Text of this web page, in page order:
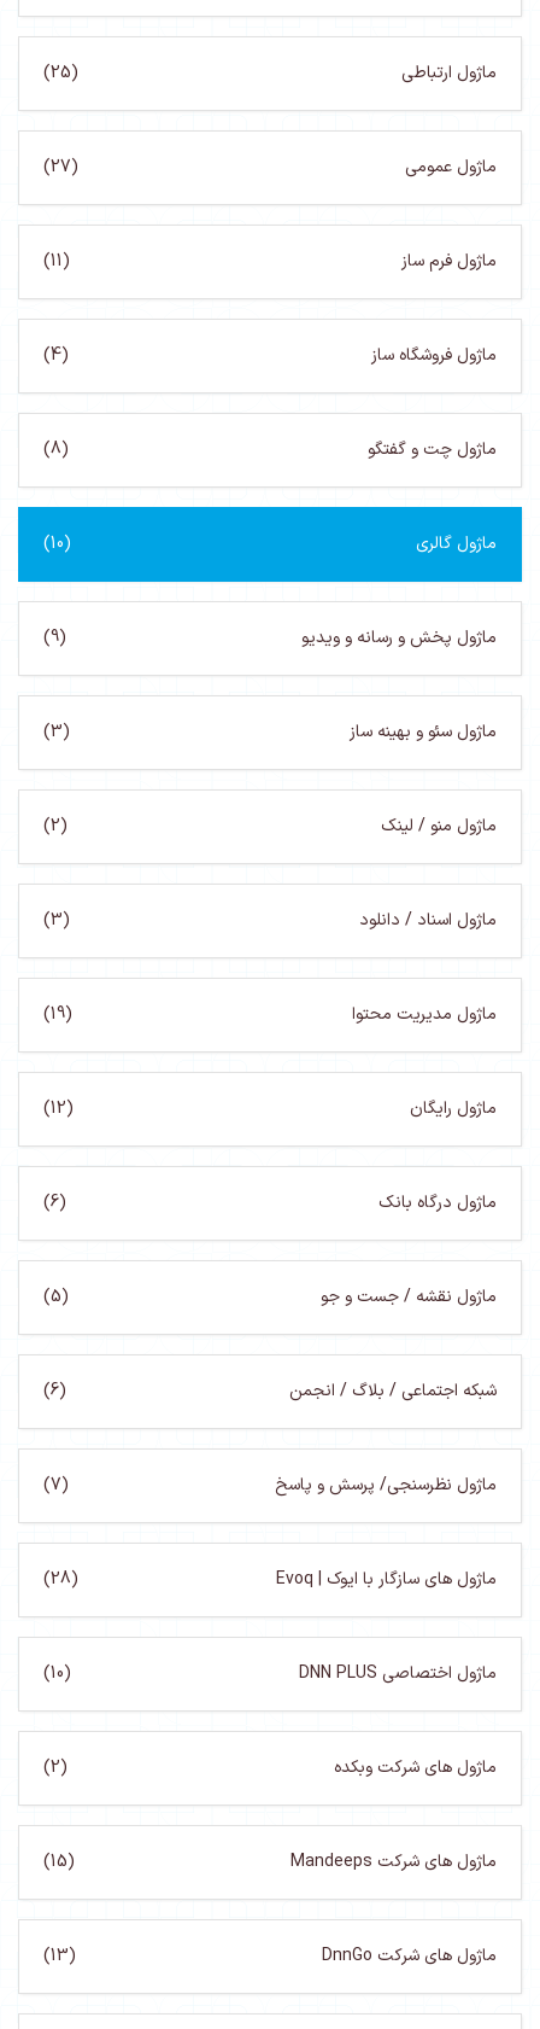
ماژول ارتباطی (25)
ماژول عمومی (27)
ماژول فرم ساز (11)
ماژول فروشگاه ساز (4)
ماژول چت و گفتگو (8)
ماژول گالری (10)
ماژول پخش و رسانه و ویدیو (9)
ماژول سئو و بهینه ساز (3)
ماژول منو / لینک (2)
ماژول اسناد / دانلود (3)
ماژول مدیریت محتوا (19)
ماژول رایگان (12)
ماژول درگاه بانک (6)
ماژول نقشه / جست و جو (5)
شبکه اجتماعی / بلاگ / انجمن (6)
ماژول نظرسنجی/ پرسش و پاسخ (7)
ماژول های سازگار با ایوک | Evoq (28)
ماژول اختصاصی DNN PLUS (10)
ماژول های شرکت وبکده (2)
ماژول های شرکت Mandeeps (15)
ماژول های شرکت DnnGo (13)